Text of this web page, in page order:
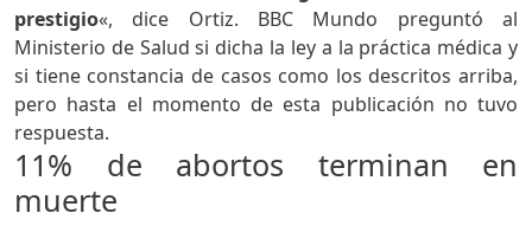
prestigio«, dice Ortiz. BBC Mundo preguntó al
Ministerio de Salud si dicha la ley a la práctica médica y
si tiene constancia de casos como los descritos arriba,
pero hasta el momento de esta publicación no tuvo
respuesta.
11% de abortos terminan en
muerte